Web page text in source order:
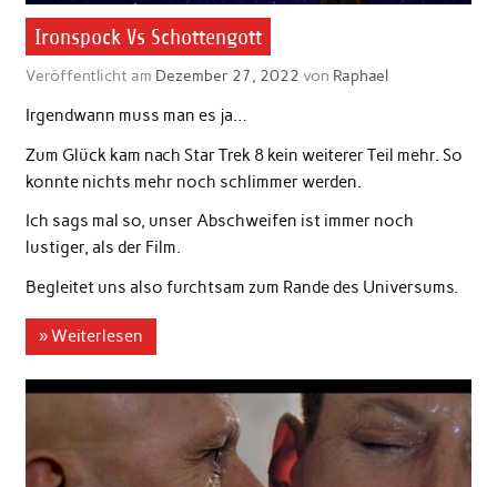
Ironspock Vs Schottengott
Veröffentlicht am Dezember 27, 2022 von Raphael
Irgendwann muss man es ja…
Zum Glück kam nach Star Trek 8 kein weiterer Teil mehr. So
konnte nichts mehr noch schlimmer werden.
Ich sags mal so, unser Abschweifen ist immer noch
lustiger, als der Film.
Begleitet uns also furchtsam zum Rande des Universums.
» Weiterlesen